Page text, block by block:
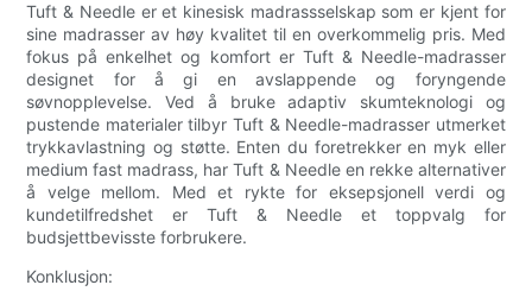
Tuft & Needle er et kinesisk madrassselskap som er kjent for
sine madrasser av høy kvalitet til en overkommelig pris. Med
fokus på enkelhet og komfort er Tuft & Needle-madrasser
designet for å gi en avslappende og foryngende
søvnopplevelse. Ved å bruke adaptiv skumteknologi og
pustende materialer tilbyr Tuft & Needle-madrasser utmerket
trykkavlastning og støtte. Enten du foretrekker en myk eller
medium fast madrass, har Tuft & Needle en rekke alternativer
å velge mellom. Med et rykte for eksepsjonell verdi og
kundetilfredshet er Tuft & Needle et toppvalg for
budsjettbevisste forbrukere.
Konklusjon: